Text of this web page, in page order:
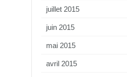
juillet 2015
juin 2015
mai 2015
avril 2015